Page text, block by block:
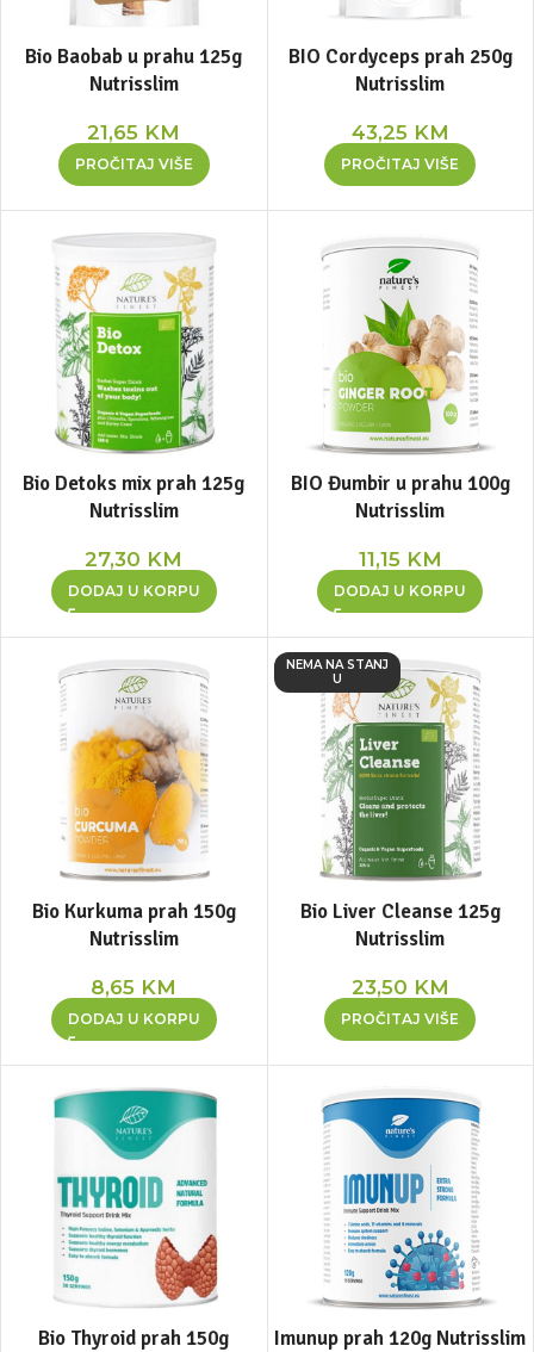
Bio Baobab u prahu 125g
Nutrisslim
21,65 KM
PROČITAJ VIŠE
BIO Cordyceps prah 250g
Nutrisslim
43,25 KM
PROČITAJ VIŠE
Bio Detoks mix prah 125g
Nutrisslim
27,30 KM
DODAJ U KORPU
BIO Đumbir u prahu 100g
Nutrisslim
11,15 KM
DODAJ U KORPU
Bio Kurkuma prah 150g
Nutrisslim
8,65 KM
DODAJ U KORPU
NEMA NA STANJ
U
Bio Liver Cleanse 125g
Nutrisslim
23,50 KM
PROČITAJ VIŠE
Bio Thyroid prah 150g
Imunup prah 120g Nutrisslim